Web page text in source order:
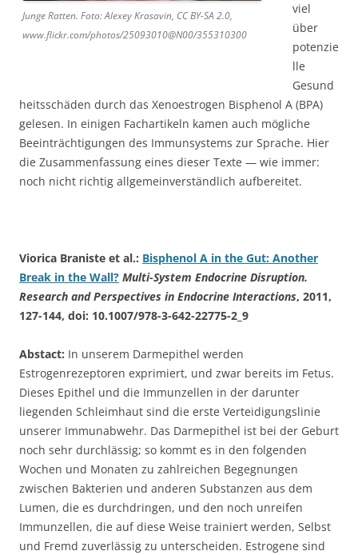
Junge Ratten. Foto: Alexey Krasavin, CC BY-SA 2.0,
www.flickr.com/photos/25093010@N00/355310300
viel
über
potenzie
lle
Gesund
heitsschäden durch das Xenoestrogen Bisphenol A (BPA)
gelesen. In einigen Fachartikeln kamen auch mögliche
Beeinträchtigungen des Immunsystems zur Sprache. Hier
die Zusammenfassung eines dieser Texte — wie immer:
noch nicht richtig allgemeinverständlich aufbereitet.
Viorica Braniste et al.: Bisphenol A in the Gut: Another
Break in the Wall? Multi-System Endocrine Disruption.
Research and Perspectives in Endocrine Interactions, 2011,
127-144, doi: 10.1007/978-3-642-22775-2_9
Abstact: In unserem Darmepithel werden
Estrogenrezeptoren exprimiert, und zwar bereits im Fetus.
Dieses Epithel und die Immunzellen in der darunter
liegenden Schleimhaut sind die erste Verteidigungslinie
unserer Immunabwehr. Das Darmepithel ist bei der Geburt
noch sehr durchlässig; so kommt es in den folgenden
Wochen und Monaten zu zahlreichen Begegnungen
zwischen Bakterien und anderen Substanzen aus dem
Lumen, die es durchdringen, und den noch unreifen
Immunzellen, die auf diese Weise trainiert werden, Selbst
und Fremd zuverlässig zu unterscheiden. Estrogene sind